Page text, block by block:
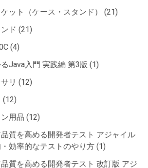
ット（ケース・スタンド）
(21)
ド (21)
(4)
Java入門 実践編 第3版 (1)
リ (12)
(12)
用品 (12)
質を高める開発者テスト アジャイル
効率的なテストのやり方 (1)
質を高める開発者テスト 改訂版 アジ